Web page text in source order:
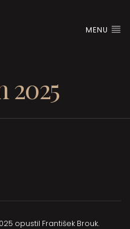
MENU
2025
opustil František Brouk.